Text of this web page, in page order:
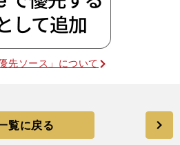
先ソース」について
覧に戻る